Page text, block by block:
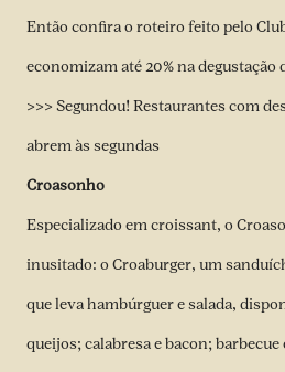
Então confira o roteiro feito pelo
economizam até 20% na degustação
>>> Segundou! Restaurantes com
abrem às segundas
Croasonho
Especializado em croissant, o
inusitado: o Croaburger, um
que leva hambúrguer e salada,
queijos; calabresa e bacon; barbecue